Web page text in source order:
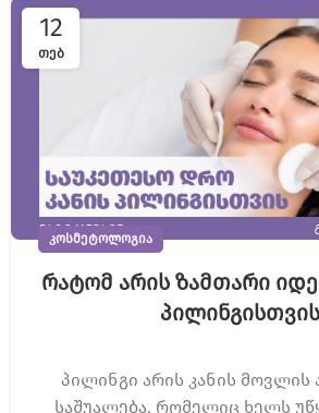
12
ᲗᲔᲑ
ᲙᲝᲡᲛᲔᲢᲝᲚᲝᲒᲘᲐ
რატომ არის ზამთარი
პილინგი არის კანის
საშუალება, რომელიც ხელს